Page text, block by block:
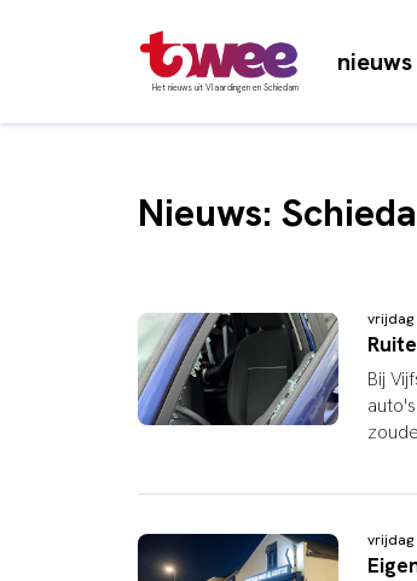
Het nieuws uit Vlaardingen en Schiedam
nieuws
Nieuws:
vrijdag
Bij
vrijdag